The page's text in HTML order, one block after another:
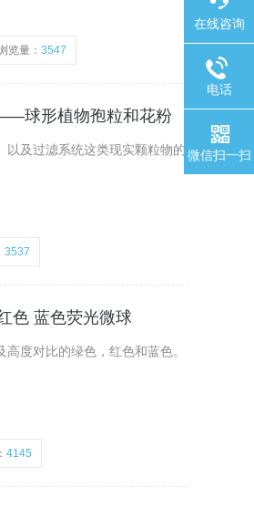
览量：3547
球形植物孢粒和花粉
以及过滤系统这类现实颗粒物的
3537
色 蓝色荧光微球
度对比的绿色，红色和蓝色。
4145
在线咨询
电话
微信扫一扫